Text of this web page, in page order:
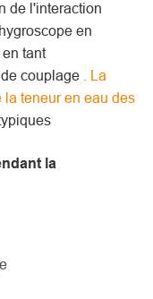
de l'interaction
en
tant
couplage
. La
teneur en eau des
la